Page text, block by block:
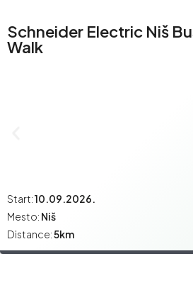
Schneider Electric Niš
Walk
Start:10.09.2026.
Mesto: Niš
Distance:5km